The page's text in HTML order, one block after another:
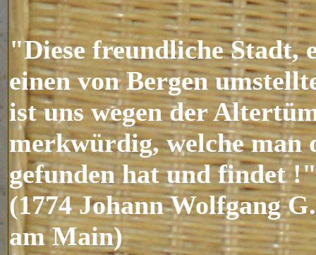
"Diese freundliche Stadt,
einen von Bergen
ist uns wegen der
merkwürdig, welche man
gefunden hat und findet !"
(1774 Johann Wolfgang
am Main)